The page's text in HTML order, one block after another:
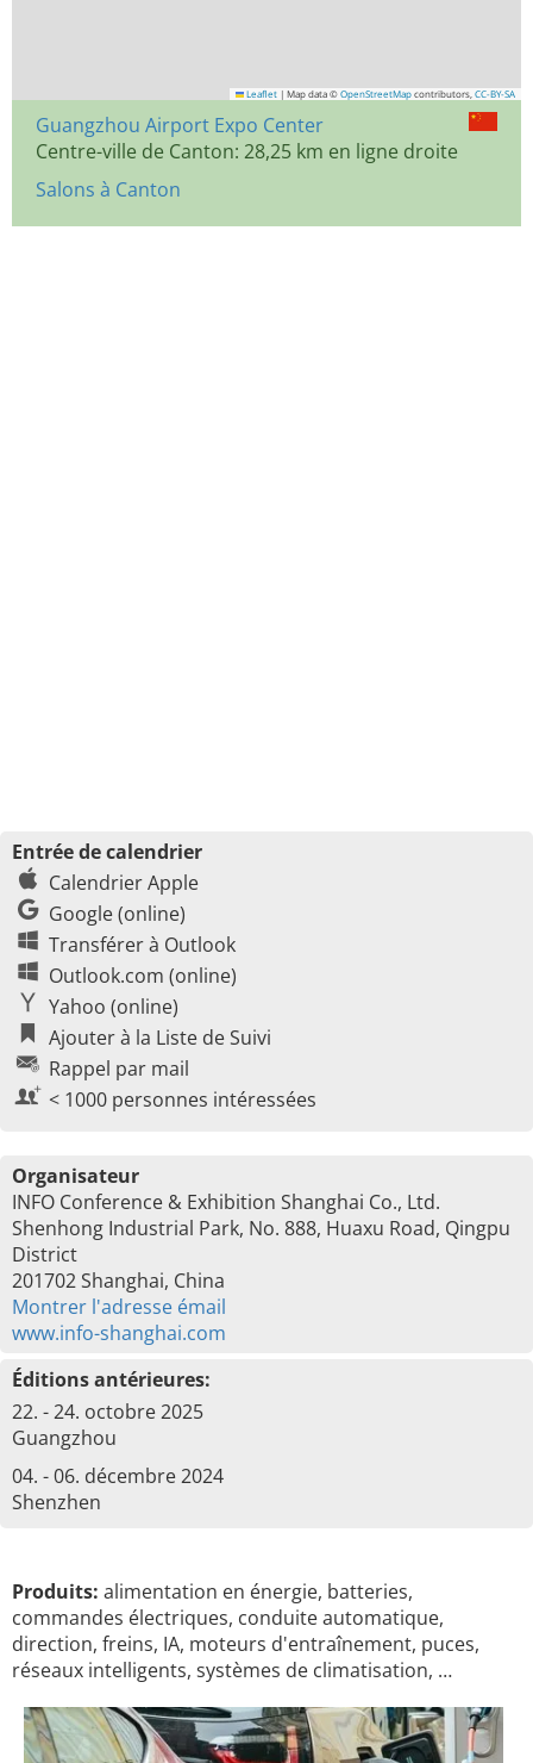
Leaflet | Map data © OpenStreetMap contributors, CC-BY-SA
Guangzhou Airport Expo Center
Centre-ville de Canton: 28,25 km en ligne droite
Salons à Canton
Entrée de calendrier
Calendrier Apple
Google (online)
Transférer à Outlook
Outlook.com (online)
Yahoo (online)
Ajouter à la Liste de Suivi
Rappel par mail
< 1000 personnes intéressées
Organisateur
INFO Conference & Exhibition Shanghai Co., Ltd.
Shenhong Industrial Park, No. 888, Huaxu Road, Qingpu
District
201702 Shanghai, China
Montrer l'adresse émail
www.info-shanghai.com
Éditions antérieures:
22. - 24. octobre 2025
Guangzhou
04. - 06. décembre 2024
Shenzhen
Produits: alimentation en énergie, batteries,
commandes électriques, conduite automatique,
direction, freins, IA, moteurs d'entraînement, puces,
réseaux intelligents, systèmes de climatisation, …